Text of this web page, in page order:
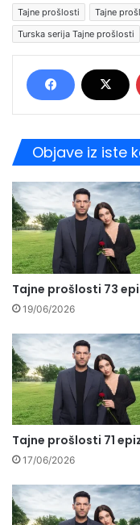
Tajne prošlosti
Tajne
Turska serija Tajne prošlosti
Objave iz iste
Tajne prošlosti 73
19/06/2026
Tajne prošlosti 71
17/06/2026